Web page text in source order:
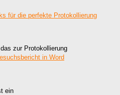
zur Protokollierung
ein